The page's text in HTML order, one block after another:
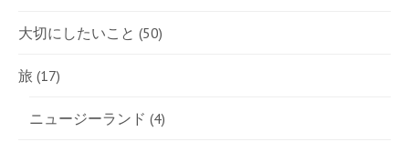
大切にしたいこと (50)
旅 (17)
ニュージーランド (4)